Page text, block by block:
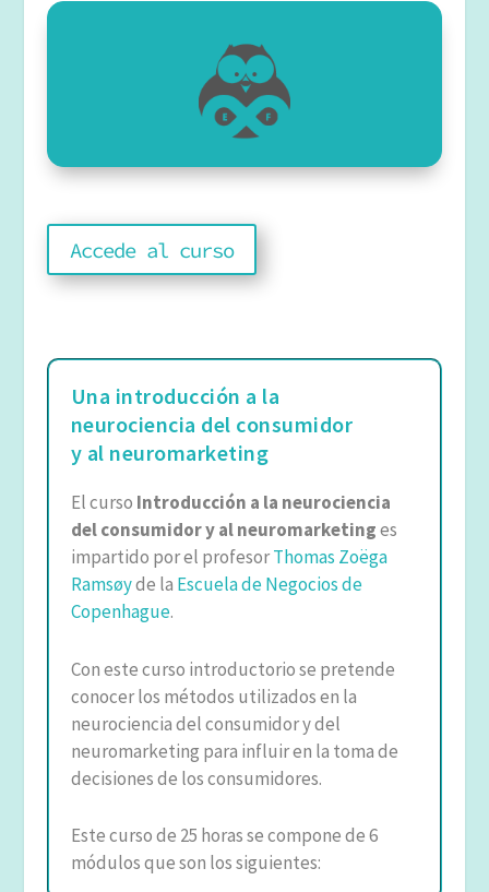
172.439 inscritos
4,7 🌟
3095 reseñas
Accede al curso
Una introducción a la
neurociencia del consumidor
y al neuromarketing
El curso Introducción a la neurociencia
del consumidor y al neuromarketinges
impartido por el profesorThomas Zoëga
Ramsøyde la Escuela de Negocios de
Copenhague.
Con este curso introductorio se pretende
conocer los métodos utilizados en la
neurociencia del consumidor y del
neuromarketing para influir en la toma de
decisiones de los consumidores.
Este curso de 25 horas se compone de 6
módulos que son los siguientes: